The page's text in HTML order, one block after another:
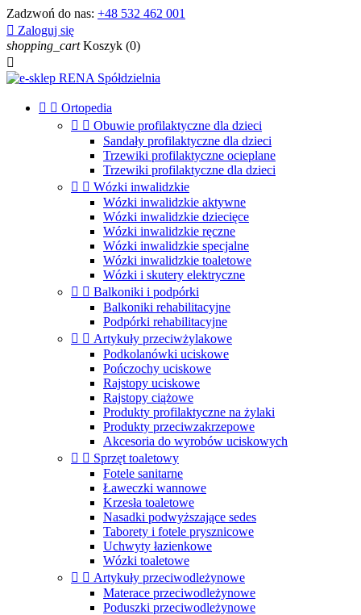
Zadzwoń do nas: +48 532 462 001
 Zaloguj się
shopping_cart Koszyk (0)

  Ortopedia
  Obuwie profilaktyczne dla dzieci
Sandały profilaktyczne dla dzieci
Trzewiki profilaktyczne ocieplane
Trzewiki profilaktyczne dla dzieci
  Wózki inwalidzkie
Wózki inwalidzkie aktywne
Wózki inwalidzkie dziecięce
Wózki inwalidzkie ręczne
Wózki inwalidzkie specjalne
Wózki inwalidzkie toaletowe
Wózki i skutery elektryczne
  Balkoniki i podpórki
Balkoniki rehabilitacyjne
Podpórki rehabilitacyjne
  Artykuły przeciwżylakowe
Podkolanówki uciskowe
Pończochy uciskowe
Rajstopy uciskowe
Rajstopy ciążowe
Produkty profilaktyczne na żylaki
Produkty przeciwzakrzepowe
Akcesoria do wyrobów uciskowych
  Sprzęt toaletowy
Fotele sanitarne
Ławeczki wannowe
Krzesła toaletowe
Nasadki podwyższające sedes
Taborety i fotele prysznicowe
Uchwyty łazienkowe
Wózki toaletowe
  Artykuły przeciwodleżynowe
Materace przeciwodleżynowe
Poduszki przeciwodleżynowe